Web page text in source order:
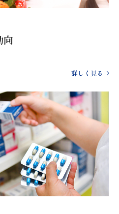
詳しく見る